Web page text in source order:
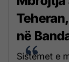
në
Sistemet e